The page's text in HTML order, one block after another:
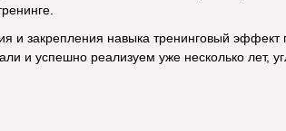
и закрепления навыка тренинговый
и успешно реализуем уже несколько лет,